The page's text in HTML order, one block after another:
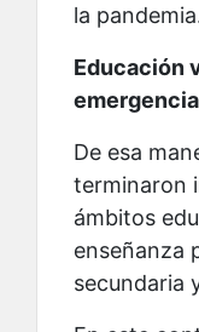
la
Educación
De esa
terminaron
ámbitos
enseñanza
secundaria